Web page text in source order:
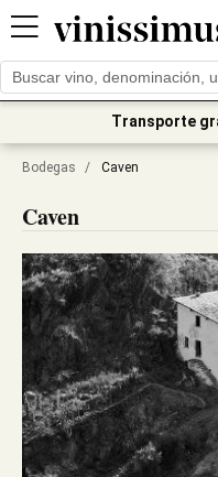
Transporte
Bodegas / Caven
Caven